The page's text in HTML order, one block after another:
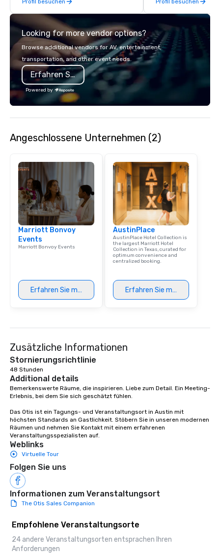
Profil besuchen Profil besuchen
Looking for more vendor options?
Browse additional vendors for AV, entertainment,
transportation, and other event needs.
Erfahren Sie mehr
Powered by
Angeschlossene Unternehmen (2)
Marriott Bonvoy
Events
Marriott Bonvoy Events
Erfahren Sie mehr
AustinPlace
AustinPlace Hotel Collection is
the largest Marriott Hotel
Collection in Texas, curated for
optimum convenience and
centralized booking.
Erfahren Sie mehr
Zusätzliche Informationen
Stornierungsrichtlinie
48 Stunden
Additional details
Bemerkenswerte Räume, die inspirieren. Liebe zum Detail. Ein Meeting-
Erlebnis, bei dem Sie sich geschätzt fühlen.
Das Otis ist ein Tagungs- und Veranstaltungsort in Austin mit
höchsten Standards an Gastlichkeit. Stöbern Sie in unseren modernen
Räumen und nehmen Sie Kontakt mit einem erfahrenen
Veranstaltungsspezialisten auf.
Weblinks
Virtuelle Tour
Folgen Sie uns
Informationen zum Veranstaltungsort
The Otis Sales Companion
Empfohlene Veranstaltungsorte
24 andere Veranstaltungsorten entsprachen Ihren
Anforderungen